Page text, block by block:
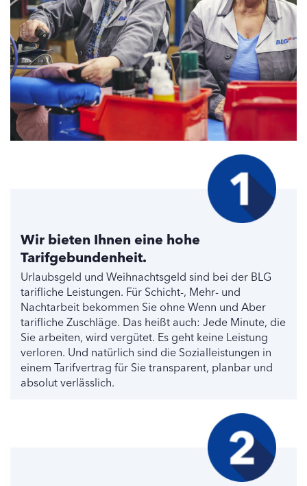
Wir bieten Ihnen eine hohe
Tarifgebundenheit.
Urlaubsgeld und Weihnachtsgeld sind bei der BLG
tarifliche Leistungen. Für Schicht-, Mehr- und
Nachtarbeit bekommen Sie ohne Wenn und Aber
tarifliche Zuschläge. Das heißt auch: Jede Minute, die
Sie arbeiten, wird vergütet. Es geht keine Leistung
verloren. Und natürlich sind die Sozialleistungen in
einem Tarifvertrag für Sie transparent, planbar und
absolut verlässlich.